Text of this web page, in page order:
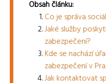
Obsah článku:
Co je správa
Jaké služby
zabezpečení?
Kde se nachází
zabezpečení v
Jak kontaktovat